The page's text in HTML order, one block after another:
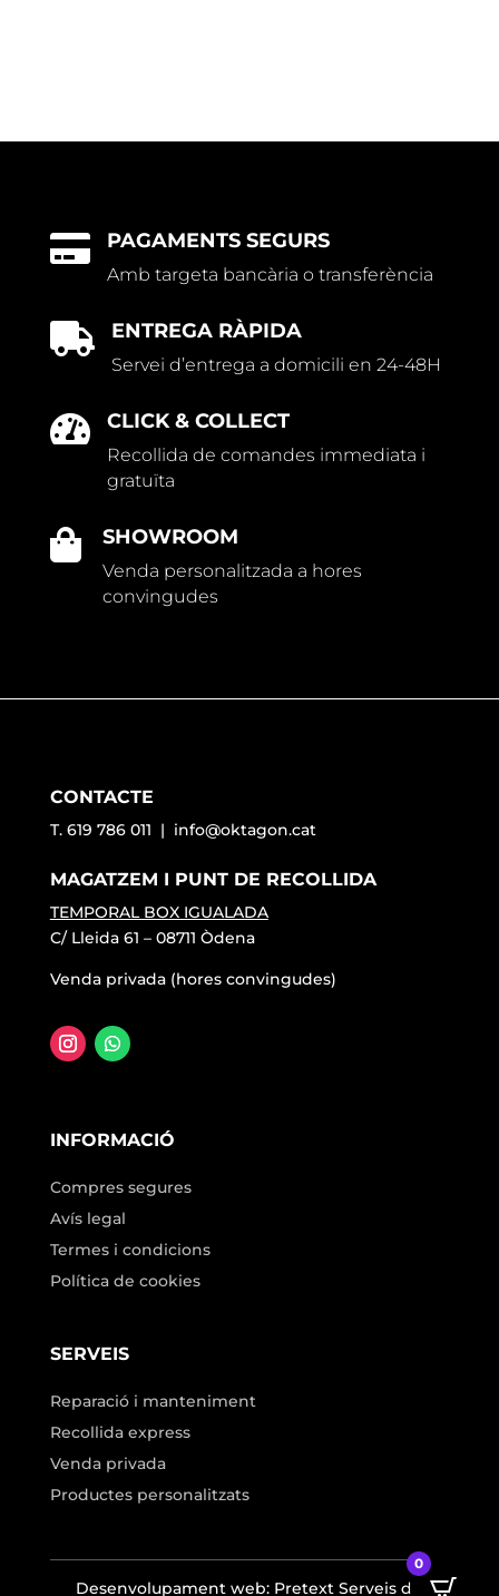
 PAGAMENTS SEGURS
Amb targeta bancària o transferència
 ENTREGA RÀPIDA
Servei d’entrega a domicili en 24-48H
 CLICK & COLLECT
Recollida de comandes immediata i
gratuïta
 SHOWROOM
Venda personalitzada a hores
convingudes
CONTACTE
T. 619 786 011 | info@oktagon.cat
MAGATZEM I PUNT DE RECOLLIDA
TEMPORAL BOX IGUALADA
C/ Lleida 61 – 08711 Òdena
Venda privada (hores convingudes)
INFORMACIÓ
Compres segures
Avís legal
Termes i condicions
Política de cookies
SERVEIS
Reparació i manteniment
Recollida express
Venda privada
Productes personalitzats
Desenvolupament web: Pretext Serveis de
0